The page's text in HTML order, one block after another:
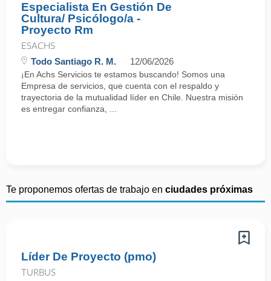
Especialista En Gestión De
Cultura/ Psicólogo/a -
Proyecto Rm
ESACHS
Todo Santiago R. M. 12/06/2026
¡En Achs Servicios te estamos buscando! Somos una
Empresa de servicios, que cuenta con el respaldo y
trayectoria de la mutualidad líder en Chile. Nuestra misión
es entregar confianza, ...
Te proponemos ofertas de trabajo en ciudades próximas
Líder De Proyecto (pmo)
TURBUS